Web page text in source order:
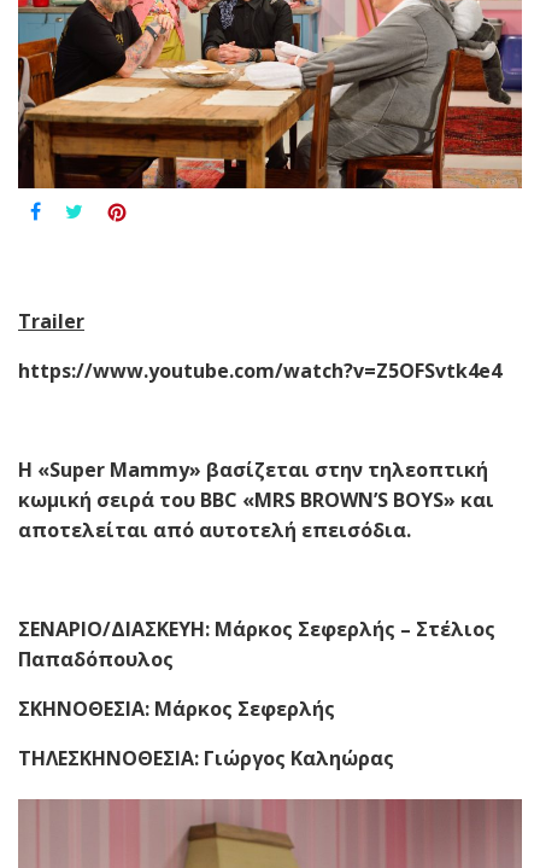
Trailer
https://www.youtube.com/watch?v=Z5OFSvtk4e4
H «Super Mammy» βασίζεται στην τηλεοπτική
κωμική σειρά του BBC «MRS BROWN’S BOYS» και
αποτελείται από αυτοτελή επεισόδια.
ΣΕΝΑΡΙΟ/ΔΙΑΣΚΕΥΗ: Μάρκος Σεφερλής – Στέλιος
Παπαδόπουλος
ΣΚΗΝΟΘΕΣΙΑ: Μάρκος Σεφερλής
ΤΗΛΕΣΚΗΝΟΘΕΣΙΑ: Γιώργος Καληώρας